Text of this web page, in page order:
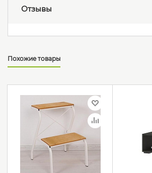
Отзывы
Похожие товары